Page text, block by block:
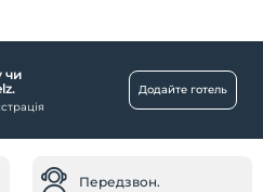
чи
Додайте готель
Передзвон.